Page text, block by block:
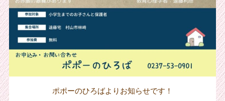
ポポーのひろばよりお知らせです！